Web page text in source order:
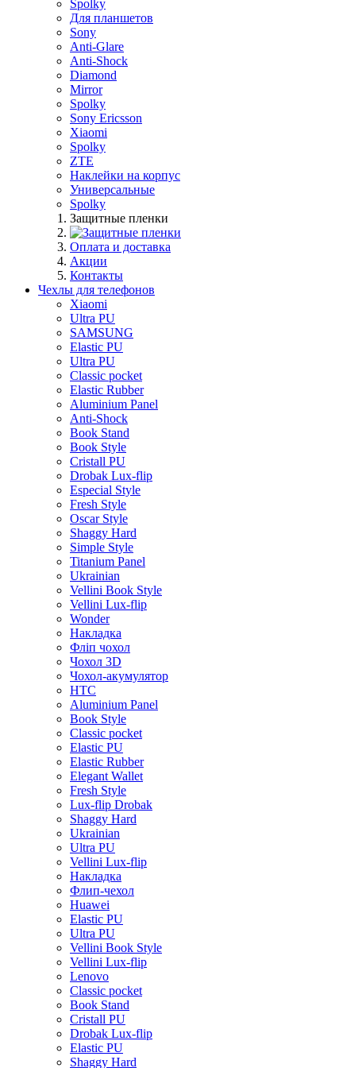
Spolky
Для планшетов
Sony
Anti-Glare
Anti-Shock
Diamond
Mirror
Spolky
Sony Ericsson
Xiaomi
Spolky
ZTE
Наклейки на корпус
Универсальные
Spolky
Защитные пленки
Оплата и доставка
Акции
Контакты
Чехлы для телефонов
Xiaomi
Ultra PU
SAMSUNG
Elastic PU
Ultra PU
Classic pocket
Elastic Rubber
Aluminium Panel
Anti-Shock
Book Stand
Book Style
Cristall PU
Drobak Lux-flip
Especial Style
Fresh Style
Oscar Style
Shaggy Hard
Simple Style
Titanium Panel
Ukrainian
Vellini Book Style
Vellini Lux-flip
Wonder
Накладка
Фліп чохол
Чохол 3D
Чохол-акумулятор
HTC
Aluminium Panel
Book Style
Classic pocket
Elastic PU
Elastic Rubber
Elegant Wallet
Fresh Style
Lux-flip Drobak
Shaggy Hard
Ukrainian
Ultra PU
Vellini Lux-flip
Накладка
Флип-чехол
Huawei
Elastic PU
Ultra PU
Vellini Book Style
Vellini Lux-flip
Lenovo
Classic pocket
Book Stand
Cristall PU
Drobak Lux-flip
Elastic PU
Shaggy Hard